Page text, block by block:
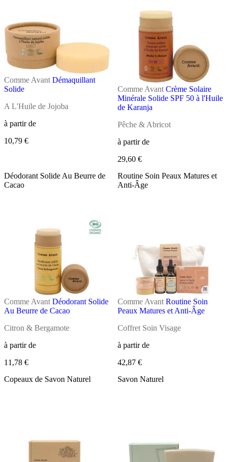
Comme Avant Démaquillant
Solide
A L'Huile de Jojoba
à partir de
10,79 €
Comme Avant Crème Solaire
Minérale Solide SPF 50 à l'Huile
de Karanja
Pêche & Abricot
à partir de
29,60 €
Déodorant Solide Au Beurre de
Cacao
Comme Avant Déodorant Solide
Au Beurre de Cacao
Citron & Bergamote
à partir de
11,78 €
Routine Soin Peaux Matures et
Anti-Âge
Comme Avant Routine Soin
Peaux Matures et Anti-Âge
Coffret Soin Visage
à partir de
42,87 €
Copeaux de Savon Naturel
Savon Naturel